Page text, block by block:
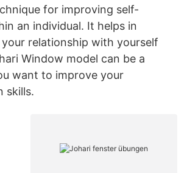
for improving self-
an individual. It helps in
relationship with yourself
Window model can be a
want to improve your
skills.